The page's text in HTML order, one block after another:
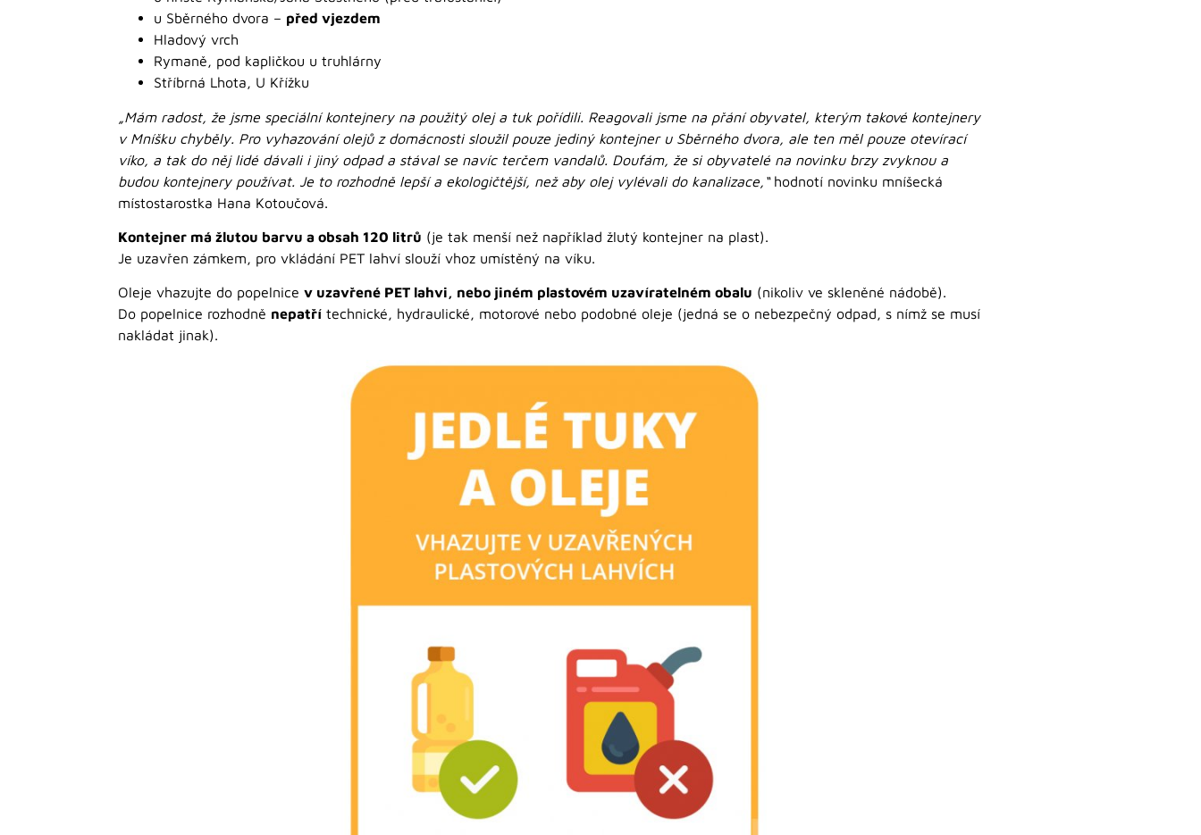
u Sběrného dvora – před vjezdem
Hladový vrch
Rymaně, pod kapličkou u truhlárny
Stříbrná Lhota, U Křížku
„Mám radost, že jsme speciální kontejnery na použitý olej a tuk pořídili. Reagovali jsme na přání obyvatel, kterým takové kontejnery
v Mníšku chyběly. Pro vyhazování olejů z domácnosti sloužil pouze jediný kontejner u Sběrného dvora, ale ten měl pouze otevírací
víko, a tak do něj lidé dávali i jiný odpad a stával se navíc terčem vandalů. Doufám, že si obyvatelé na novinku brzy zvyknou a
budou kontejnery používat. Je to rozhodně lepší a ekologičtější, než aby olej vylévali do kanalizace,“ hodnotí novinku mníšecká
místostarostka Hana Kotoučová.
Kontejner má žlutou barvu a obsah 120 litrů (je tak menší než například žlutý kontejner na plast).
Je uzavřen zámkem, pro vkládání PET lahví slouží vhoz umístěný na víku.
Oleje vhazujte do popelnice v uzavřené PET lahvi, nebo jiném plastovém uzavíratelném obalu (nikoliv ve skleněné nádobě).
Do popelnice rozhodně nepatří technické, hydraulické, motorové nebo podobné oleje (jedná se o nebezpečný odpad, s nímž se musí
nakládat jinak).